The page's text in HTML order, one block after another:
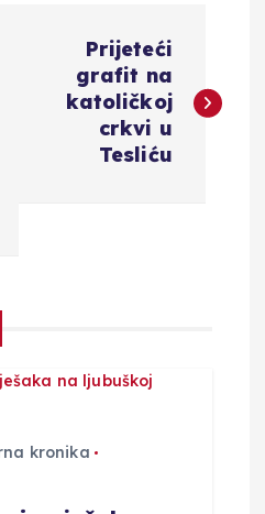
Prijeteći
grafit na
katoličkoj
crkvi u
Tesliću
kronika